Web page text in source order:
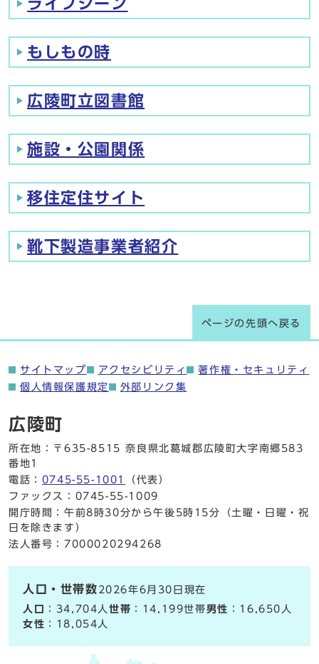
ライフシーン
もしもの時
広陵町立図書館
施設・公園関係
移住定住サイト
靴下製造事業者紹介
ページの先頭へ戻る
サイトマップ アクセシビリティ
著作権・セキュリティ
個人情報保護規定
外部リンク集
広陵町
所在地：〒635-8515 奈良県北葛城郡広陵町大字南郷583
番地1
電話： 0745-55-1001
（代表）
ファックス：0745-55-1009
開庁時間：午前8時30分から午後5時15分（土曜・日曜・祝
日を除きます）
法人番号：7000020294268
人口・世帯数 2026年6月30日現在
人口
：34,704人世帯 ：14,199世帯男性 ：16,650人
女性 ：18,054人